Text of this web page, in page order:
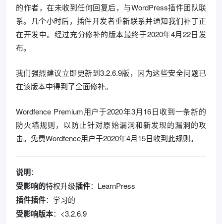
的作者，在未收到任何回复后，与WordPress插件团队联
系。几个小时后，插件开发者重新联系并通知我们补丁正
在开发中。经过充分修补的版本最终于2020年4月22日发
布。
我们强烈建议立即更新到3.2.6.9版，因为这些安全问题已
在该版本中得到了全面修补。
Wordfence Premium用户于2020年3月16日收到一条新的
防火墙规则，以防止针对原始漏洞和新发现的漏洞的攻
击。免费Wordfence用户于2020年4月15日收到此规则。
说明：
受影响的特权升级插件：LearnPress
插件插件：学习的
受影响版本：<3.2.6.9